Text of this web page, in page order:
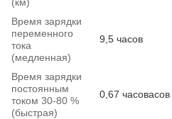
Время зарядки
переменного
тока
(медленная)
9,5 часов
Время зарядки
постоянным
током 30-80 %
(быстрая)
0,67 часовасов